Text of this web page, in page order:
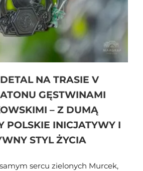
NA TRASIE V
GĘSTWINAMI
– Z DUMĄ
POLSKIE INICJATYWY I
STYL ŻYCIA
sercu zielonych Murcek,